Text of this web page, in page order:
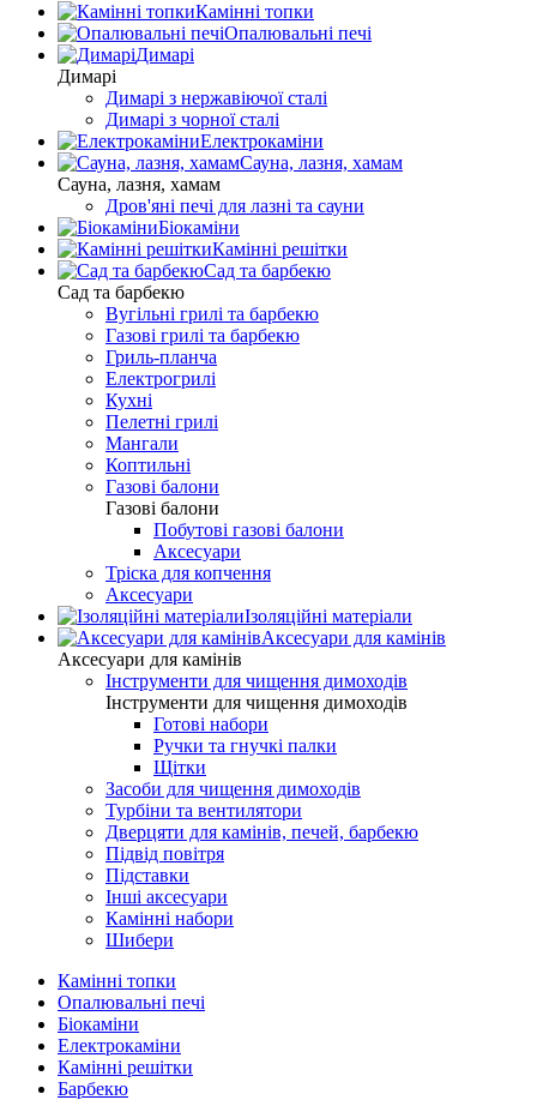
Камінні топки
Опалювальні печі
Димарі
Димарі
Димарі з нержавіючої сталі
Димарі з чорної сталі
Електрокаміни
Сауна, лазня, хамам
Сауна, лазня, хамам
Дров'яні печі для лазні та сауни
Біокаміни
Камінні решітки
Сад та барбекю
Сад та барбекю
Вугільні грилі та барбекю
Газові грилі та барбекю
Гриль-планча
Електрогрилі
Кухні
Пелетні грилі
Мангали
Коптильні
Газові балони
Газові балони
Побутові газові балони
Аксесуари
Тріска для копчення
Аксесуари
Ізоляційні матеріали
Аксесуари для камінів
Аксесуари для камінів
Інструменти для чищення димоходів
Інструменти для чищення димоходів
Готові набори
Ручки та гнучкі палки
Щітки
Засоби для чищення димоходів
Турбіни та вентилятори
Дверцяти для камінів, печей, барбекю
Підвід повітря
Підставки
Інші аксесуари
Камінні набори
Шибери
Камінні топки
Опалювальні печі
Біокаміни
Електрокаміни
Камінні решітки
Барбекю